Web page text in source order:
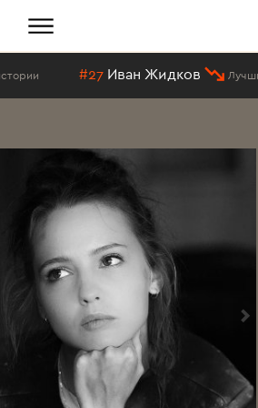
Иван Жидков Лучший актёр